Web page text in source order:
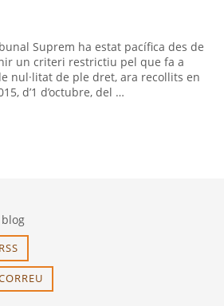
Suprem ha estat pacífica des de
un criteri restrictiu pel que fa a
nul·litat de ple dret, ara recollits en
d’1 d’octubre, del …